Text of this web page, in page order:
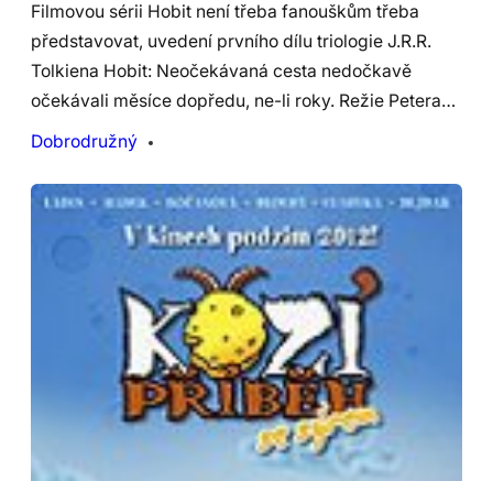
Filmovou sérii Hobit není třeba fanouškům třeba
představovat, uvedení prvního dílu triologie J.R.R.
Tolkiena Hobit: Neočekávaná cesta nedočkavě
očekávali měsíce dopředu, ne-li roky. Režie Petera…
Dobrodružný